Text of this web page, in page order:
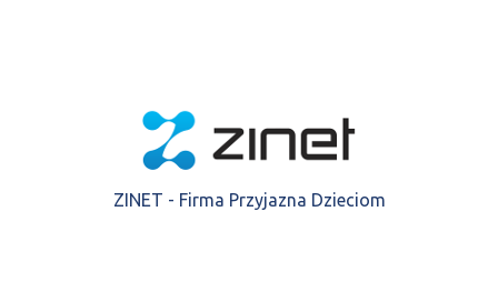
ZINET - Firma Przyjazna Dzieciom